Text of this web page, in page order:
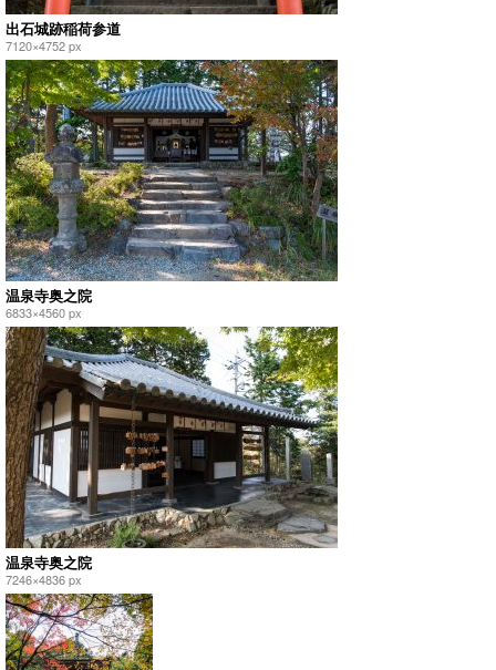
出石城跡稲荷参道
7120×4752 px
温泉寺奥之院
6833×4560 px
温泉寺奥之院
7246×4836 px